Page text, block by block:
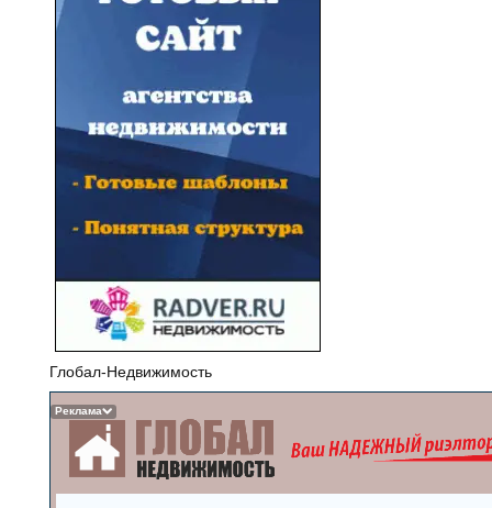
Реклама
Глобал-Недвижимость